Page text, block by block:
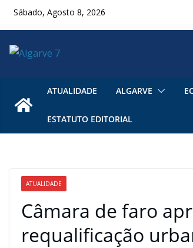
SkipSábado, Agosto 8, 2026
ATUALIDADE ALGARVE
ESTATUTO EDITORIAL
ATUALIDADE
Câmara de faro
requalificação